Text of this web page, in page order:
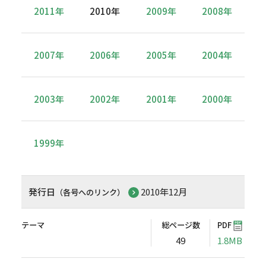
2011年 2010年 2009年 2008年
2007年 2006年 2005年 2004年
2003年 2002年 2001年 2000年
1999年
発行日 （各号へのリンク） 2010年12月
テーマ 総ページ数
49
PDF
1.8MB